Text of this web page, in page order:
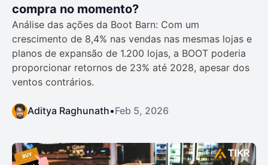
compra no momento?
Análise das ações da Boot Barn: Com um
crescimento de 8,4% nas vendas nas mesmas lojas e
planos de expansão de 1.200 lojas, a BOOT poderia
proporcionar retornos de 23% até 2028, apesar dos
ventos contrários.
Aditya Raghunath•Feb 5, 2026